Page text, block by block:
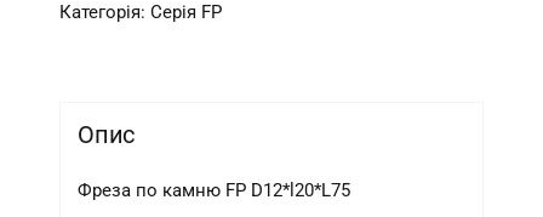
Категорія:Серія FP
Опис
Фреза по камню FP D12*l20*L75